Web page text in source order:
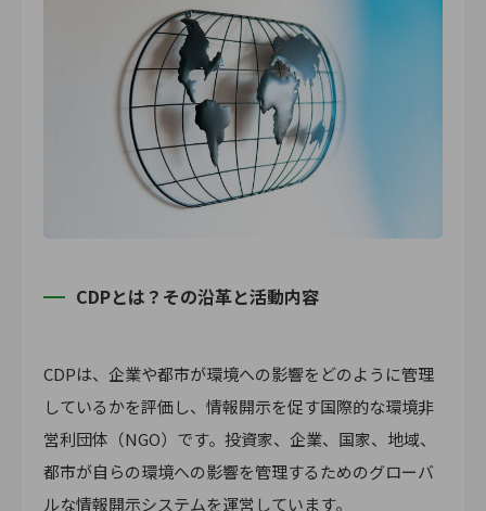
CDPとは？その沿革と活動内容
CDPは、企業や都市が環境への影響をどのように管理
しているかを評価し、情報開示を促す国際的な環境非
営利団体（NGO）です。投資家、企業、国家、地域、
都市が自らの環境への影響を管理するためのグローバ
ルな情報開示システムを運営しています。